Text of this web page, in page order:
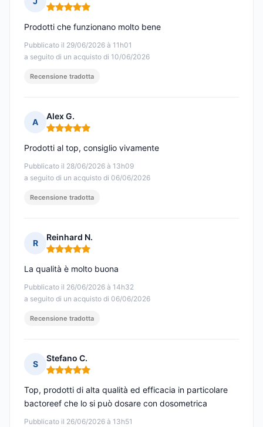
Nota: 5 su 5
Pubblicato il 29/06/2026 à 11h01
a seguito di un acquisto di 10/06/2026
Prodotti che funzionano molto bene
Recensione tradotta
A
Alex G.
Nota: 5 su 5
Pubblicato il 28/06/2026 à 13h09
a seguito di un acquisto di 06/06/2026
Prodotti al top, consiglio vivamente
Recensione tradotta
R
Reinhard N.
Nota: 5 su 5
Pubblicato il 26/06/2026 à 14h32
a seguito di un acquisto di 06/06/2026
La qualità è molto buona
Recensione tradotta
S
Stefano C.
Nota: 5 su 5
Pubblicato il 26/06/2026 à 13h51
Top, prodotti di alta qualità ed efficacia in particolare
bactoreef che lo si può dosare con dosometrica